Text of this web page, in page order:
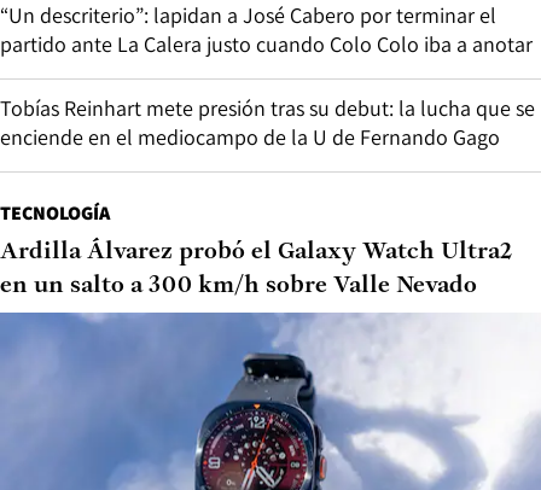
“Un descriterio”: lapidan a José Cabero por terminar el
partido ante La Calera justo cuando Colo Colo iba a anotar
Tobías Reinhart mete presión tras su debut: la lucha que se
enciende en el mediocampo de la U de Fernando Gago
TECNOLOGÍA
Ardilla Álvarez probó el Galaxy Watch Ultra2
en un salto a 300 km/h sobre Valle Nevado